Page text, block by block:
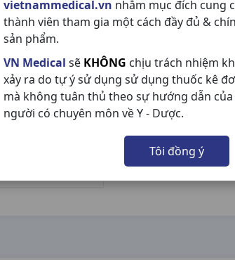
vietnammedical.vn nhằm mục đích cung
thành viên tham gia một cách đầy đủ &
sản phẩm.
VN Medical sẽ KHÔNG chịu trách nhiệm
xảy ra do tự ý sử dụng sử dụng thuốc kê
mà không tuân thủ theo sự hướng dẫn của
người có chuyên môn về Y - Dược.
Tôi đồng ý